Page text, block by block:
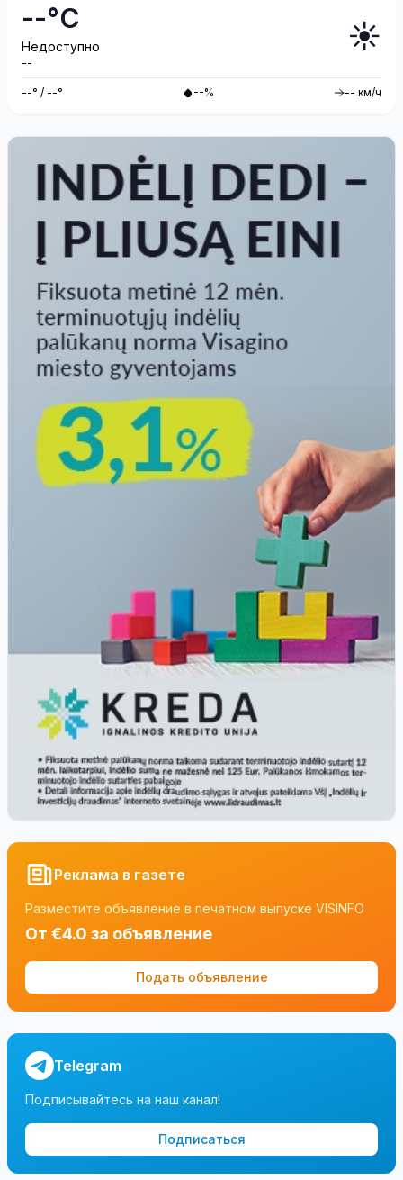
--°C
Недоступно
--
☀️
--° / --° --% -- км/ч
Реклама в газете
Разместите объявление в печатном выпуске VISINFO
От €4.0 за объявление
Подать объявление
Telegram
Подписывайтесь на наш канал!
Подписаться